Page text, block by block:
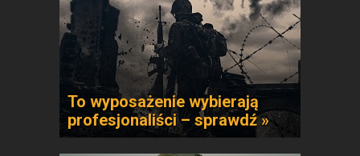
To wyposażenie wybierają
profesjonaliści – sprawdź »